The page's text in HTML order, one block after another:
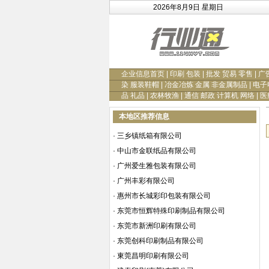
2026年8月9日 星期日
企业信息首页 印刷 包装 批发 贸易 零售
广
染 服装鞋帽
冶金冶炼 金属 非金属制品
电
品 礼品
农林牧渔 通信 邮政 计算机 网络
本地区推荐信息
· 三乡镇纸箱有限公司
· 中山市金联纸品有限公司
· 广州爱生雅包装有限公司
· 广州丰彩有限公司
· 惠州市长城彩印包装有限公司
· 东莞市恒辉特殊印刷制品有限公司
· 东莞市新洲印刷有限公司
· 东莞创科印刷制品有限公司
· 東莞昌明印刷有限公司